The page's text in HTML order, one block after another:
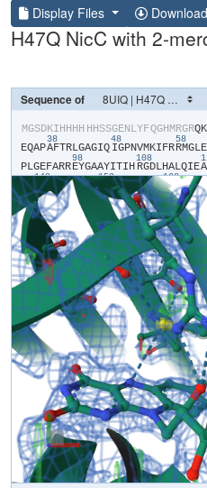
Display Files
H47Q NicC with 2-
Sequence of
​M​​G​​S​​D​​K​​I​​H​​H​​H​​H​ ​H​​H​​S​​S​​G​​E​​N​​L​​Y​​F​​Q​​G​​H​​M​​R​​G​​R​​Q​​K​
E​​Q​​A​​P​
38
​A​​F​​T​​R​​L​​G​​A​​G​​I​​Q​
48
​I​​G​​P​​N​​V​​M​​K​​I​​F​​R​
58
​R​​M​​G​​L​​E​
P​​L​​G​​E​​F​​A​​R​​R​
98
​E​​Y​​G​​A​​A​​Y​​I​​T​​I​​H​
108
​R​​G​​D​​L​​H​​A​​L​​Q​​I​​E​​A​
D​​G​
148
​T​​H​ ​T​​V​ ​A​​D​​I​ ​V​​I​​G​
158
​A​​D​​G​​I​​H​​S​​K​​I​​R​​E​
168
​E​​L​​L​​G​​A​​E​​A​
C​​V​​K​​W​​W​​S​
208
​E​​D​ ​R​​H​ ​Y​​Y​​T​
218
​T​​G​​K​​R​​D​​E​​Y​​Y​​F​​V​​T​​G​​V​
P​ ​T​ ​Q​​K​​L​
268
​E​ ​S​​I​​T​​K​​W​ ​P​​L​​R​​N​
278
​R​​N​​P​​L​​P​​L​​W​​S​​R​
A​​A​ ​L​
318
​T​​R​​C​​L​​Q​​E​​T​​G​​L​​S​
328
​D​​H​​R​​T​​A​​F​​A​ ​L​​Y​​E​
338
​A​​N​​R​​K​
D​​L​​Y​​G​​Q​​Q​​L​​E​ ​S​​G​​E​​A​​A​